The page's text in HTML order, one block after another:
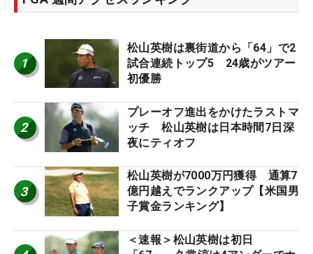
1
松山英樹は裏街道から「64」で2
試合連続トップ5 24歳がツアー
初優勝
2
プレーオフ進出をかけたラストマ
ッチ 松山英樹は日本時間7日深
夜にティオフ
3
松山英樹が7000万円獲得 通算7
億円越えでランクアップ【米国男
子賞金ランキング】
＜速報＞松山英樹は初日